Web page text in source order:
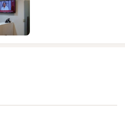
de Crédito)
interés (3, 6 y 12 meses)
946432475/985025880